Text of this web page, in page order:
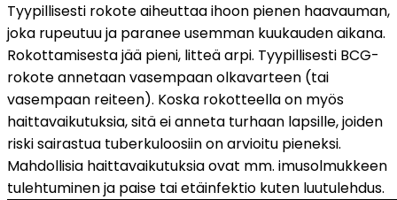
Tyypillisesti rokote aiheuttaa ihoon pienen haavauman,
joka rupeutuu ja paranee usemman kuukauden aikana.
Rokottamisesta jää pieni, litteä arpi. Tyypillisesti BCG-
rokote annetaan vasempaan olkavarteen (tai
vasempaan reiteen). Koska rokotteella on myös
haittavaikutuksia, sitä ei anneta turhaan lapsille, joiden
riski sairastua tuberkuloosiin on arvioitu pieneksi.
Mahdollisia haittavaikutuksia ovat mm. imusolmukkeen
tulehtuminen ja paise tai etäinfektio kuten luutulehdus.